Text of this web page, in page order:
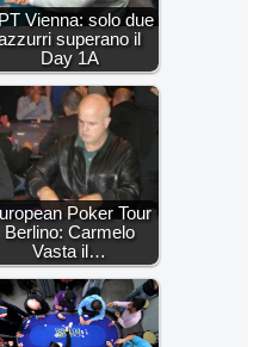
Vienna: solo due
superano il
Day 1A
Poker Tour
Berlino: Carmelo
Vasta il…